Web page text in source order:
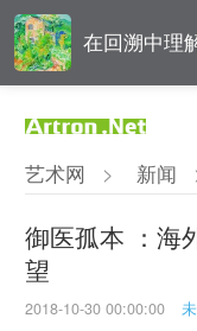
在回溯中理
破界与归真
春雨斋主人
后古玩经纪
有多火爆？
艺术网 > 新闻
御医孤本 ：海
望
2018-10-30 00:00:00